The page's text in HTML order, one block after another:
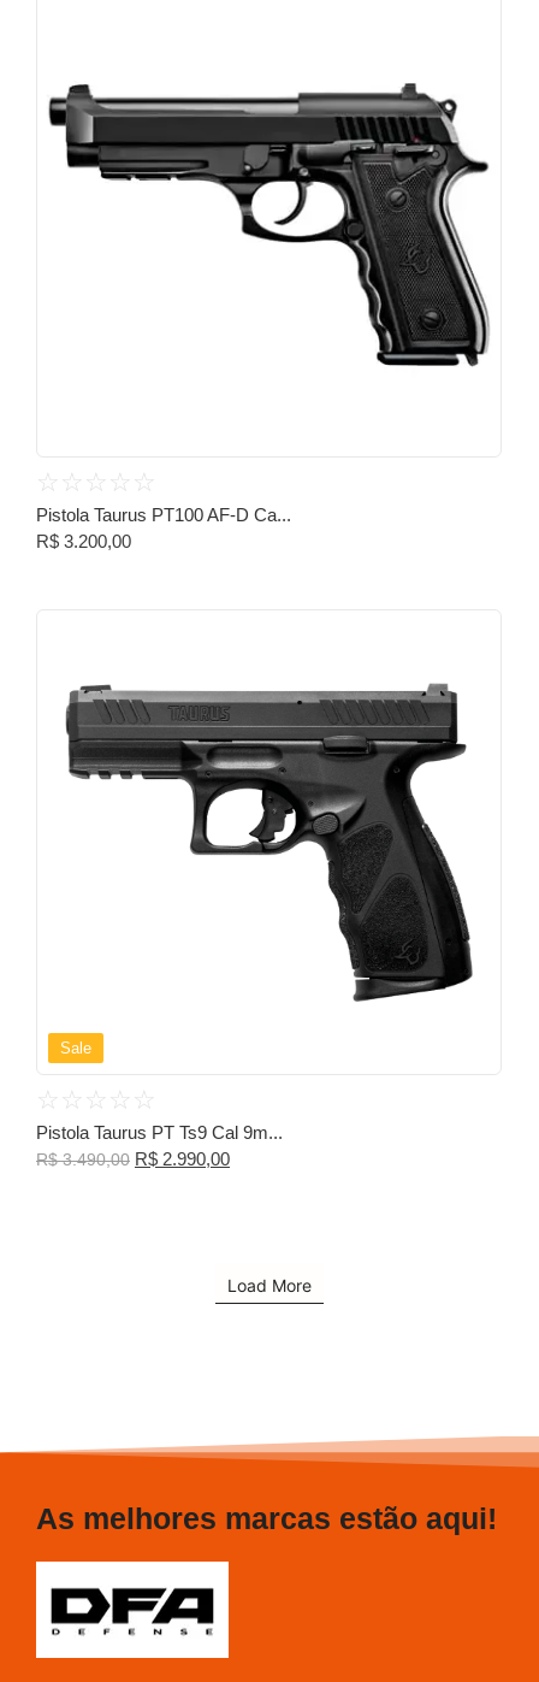
☆ ☆ ☆ ☆ ☆
Pistola Taurus PT100 AF-D Ca...
R$ 3.200,00
Sale
☆ ☆ ☆ ☆ ☆
Pistola Taurus PT Ts9 Cal 9m...
R$3.490,00 R$ 2.990,00
Load More
As melhores marcas estão aqui!